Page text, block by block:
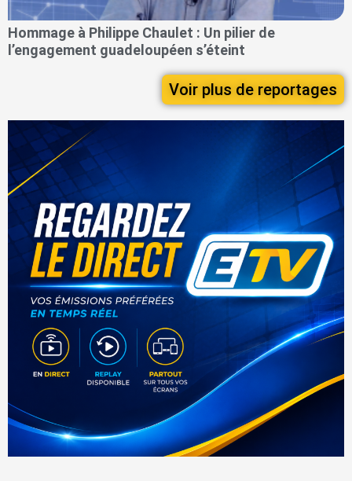
Hommage à Philippe Chaulet : Un pilier de
l’engagement guadeloupéen s’éteint
Voir plus de reportages